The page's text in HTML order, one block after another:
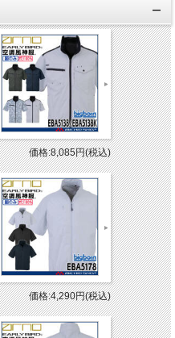
価格:8,085円(税込)
価格:4,290円(税込)